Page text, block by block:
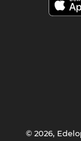
© 2026,